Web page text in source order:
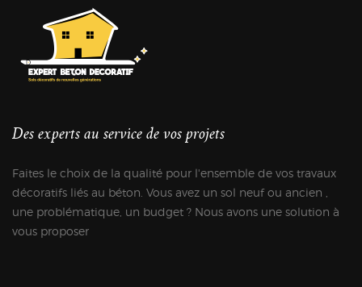
Des experts au service de vos projets
Faites le choix de la qualité pour l'ensemble de vos travaux
décoratifs liés au béton. Vous avez un sol neuf ou ancien ,
une problématique, un budget ? Nous avons une solution à
vous proposer